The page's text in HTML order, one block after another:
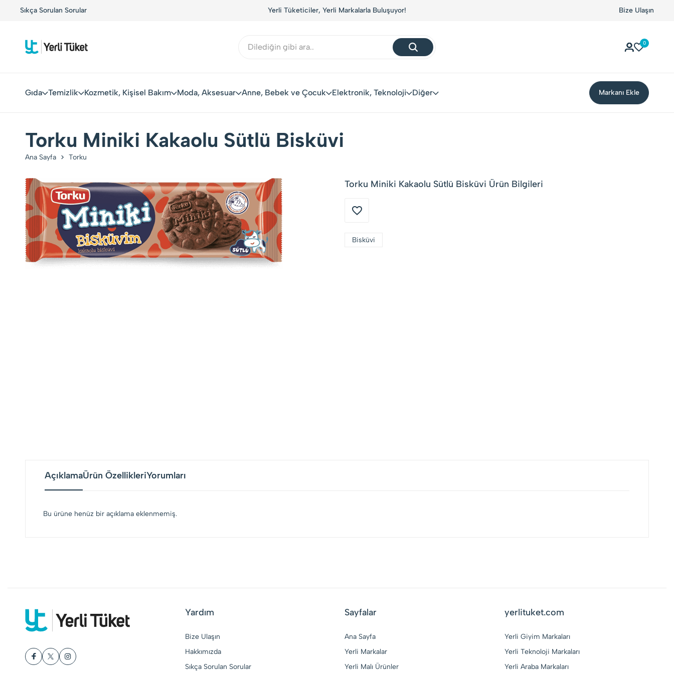
Sıkça Sorulan SorularKolay Boykot'u kullandınız mı?. Yerli Tüketiciler, Yerli Markalarla Buluşuyor! Bize Ulaşın
0
Gıda Temizlik Kozmetik, Kişisel Bakım Moda, Aksesuar Anne, Bebek ve Çocuk Elektronik, Teknoloji Diğer Markanı Ekle
Torku Miniki Kakaolu Sütlü Bisküvi
Ana Sayfa Torku
Torku Miniki Kakaolu Sütlü Bisküvi Ürün Bilgileri
Bisküvi
AçıklamaÜrün ÖzellikleriYorumları
Bu ürüne henüz bir açıklama eklenmemiş.
Yardım
Bize Ulaşın
Hakkımızda
Sıkça Sorulan Sorular
Sayfalar
Ana Sayfa
Yerli Markalar
Yerli Malı Ürünler
yerlituket.com
Yerli Giyim Markaları
Yerli Teknoloji Markaları
Yerli Araba Markaları